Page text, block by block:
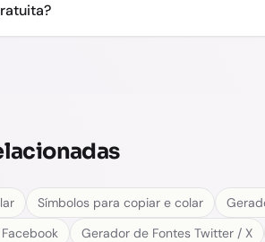
Símbolos para copiar e colar
Gerador de Fontes Twitter / X